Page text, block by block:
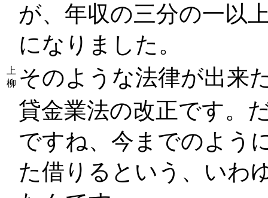
が、年収の三分の一以
になりました。
上
柳 そのような法律が出来
貸金業法の改正です。
ですね、今までのよう
た借りるという、いわ